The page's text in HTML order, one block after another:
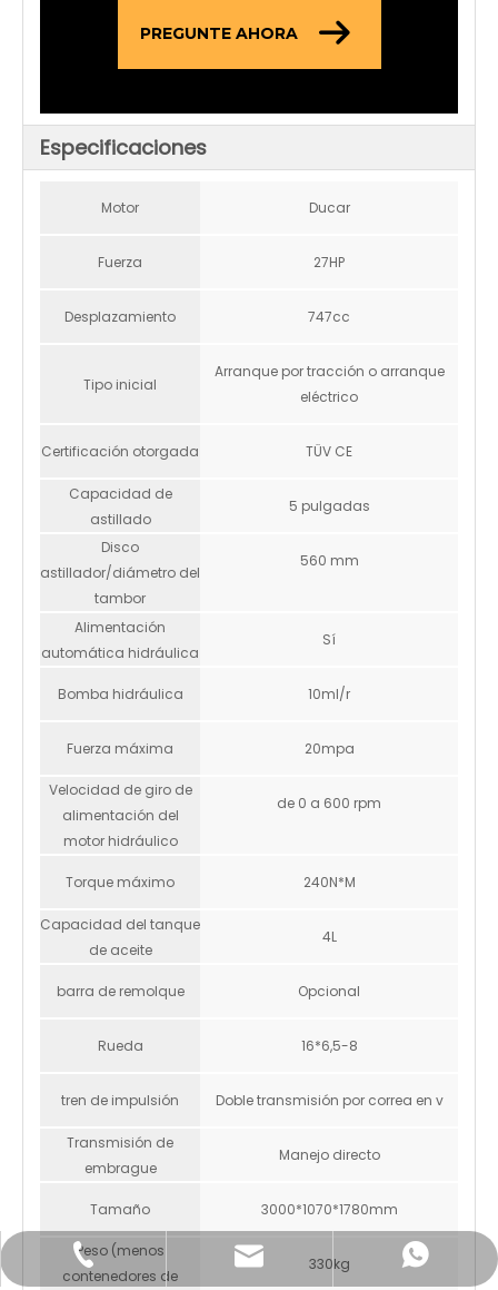
PREGUNTE AHORA
Especificaciones
Motor Ducar
Fuerza 27HP
Desplazamiento 747cc
Tipo inicial
Arranque por tracción o arranque
eléctrico
Certificación otorgada TÜV CE
Capacidad de
astillado
5 pulgadas
Disco
astillador/diámetro del
tambor
560 mm
Alimentación
automática hidráulica
Sí
Bomba hidráulica 10ml/r
Fuerza máxima 20mpa
Velocidad de giro de
alimentación del
motor hidráulico
de 0 a 600 rpm
Torque máximo 240N*M
Capacidad del tanque
de aceite
4L
barra de remolque Opcional
Rueda 16*6,5-8
tren de impulsión Doble transmisión por correa en v
Transmisión de
embrague
Manejo directo
Tamaño 3000*1070*1780mm
Peso (menos
contenedores de
330kg
+86-185-021-91333
info@k-maxpower.com
+8618502191333